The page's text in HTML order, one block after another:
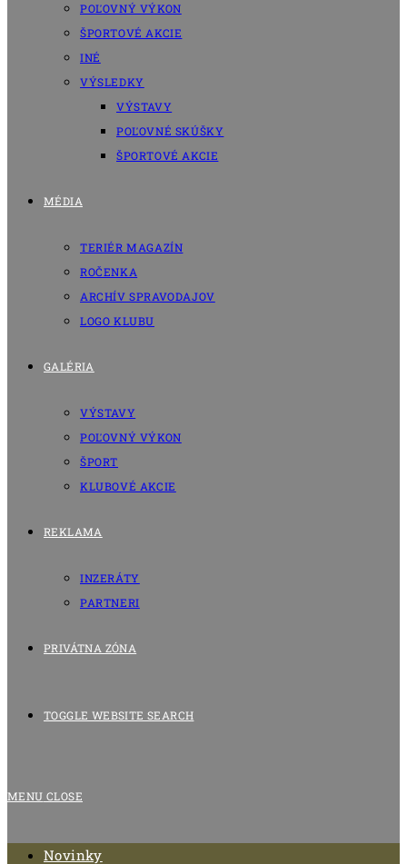
POĽOVNÝ VÝKON
ŠPORTOVÉ AKCIE
INÉ
VÝSLEDKY
VÝSTAVY
POĽOVNÉ SKÚŠKY
ŠPORTOVÉ AKCIE
MÉDIA
TERIÉR MAGAZÍN
ROČENKA
ARCHÍV SPRAVODAJOV
LOGO KLUBU
GALÉRIA
VÝSTAVY
POĽOVNÝ VÝKON
ŠPORT
KLUBOVÉ AKCIE
REKLAMA
INZERÁTY
PARTNERI
PRIVÁTNA ZÓNA
TOGGLE WEBSITE SEARCH
MENU CLOSE
Novinky